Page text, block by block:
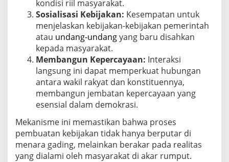
kondisi riil masyarakat.
Sosialisasi Kebijakan: Kesempatan untuk
menjelaskan kebijakan-kebijakan pemerintah
atau undang-undangyang baru disahkan
kepada masyarakat.
Membangun Kepercayaan: Interaksi
langsung ini dapat memperkuat hubungan
antara wakil rakyat dan konstituennya,
membangun jembatan kepercayaan yang
esensial dalam demokrasi.
Mekanisme ini memastikan bahwa proses
pembuatan kebijakan tidak hanya berputar di
menara gading, melainkan berakar pada realitas
yang dialami oleh masyarakat di akar rumput.